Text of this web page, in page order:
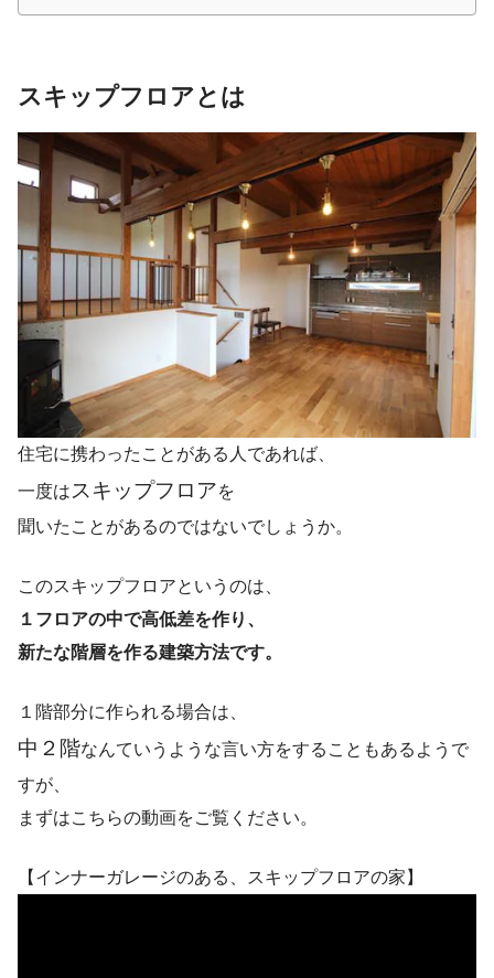
スキップフロアとは
住宅に携わったことがある人であれば、
一度はスキップフロアを
聞いたことがあるのではないでしょうか。
このスキップフロアというのは、
１フロアの中で高低差を作り、
新たな階層を作る建築方法です。
１階部分に作られる場合は、
中２階なんていうような言い方をすることもあるようで
すが、
まずはこちらの動画をご覧ください。
【インナーガレージのある、スキップフロアの家】